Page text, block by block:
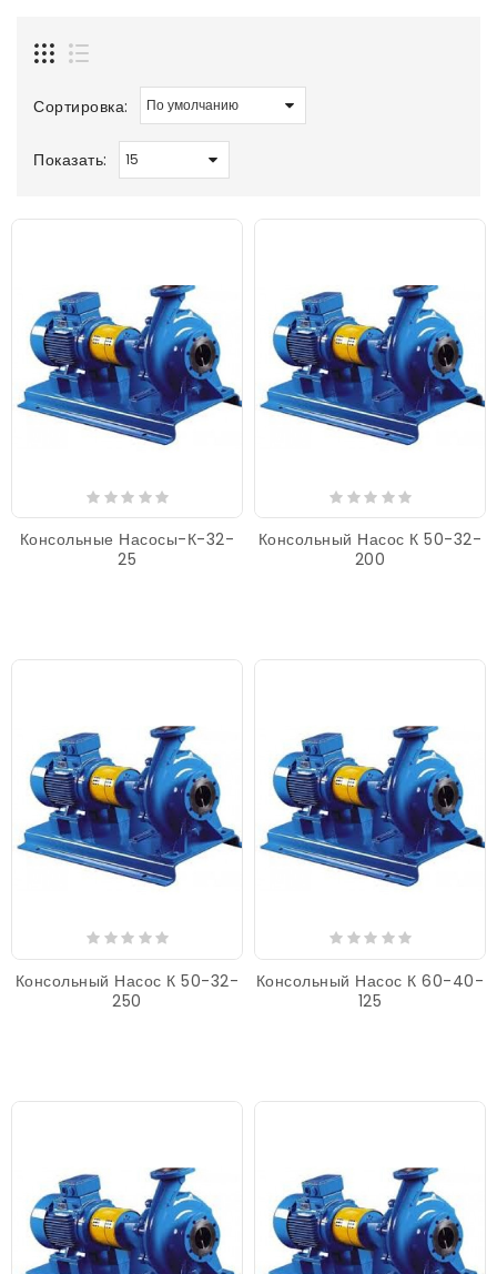
Сортировка:
Показать:
Консольные Насосы-К-32-
25
Консольный Насос К 50-32-
200
Консольный Насос К 50-32-
250
Консольный Насос К 60-40-
125